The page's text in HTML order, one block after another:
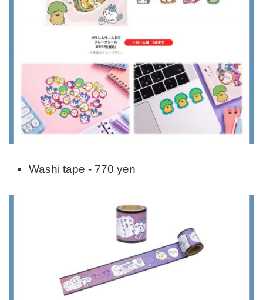
Washi tape - 770 yen